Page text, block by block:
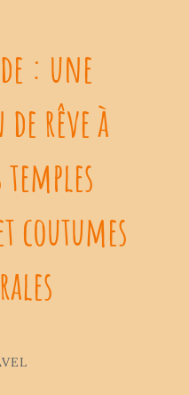
: une
rêve à
coutumes